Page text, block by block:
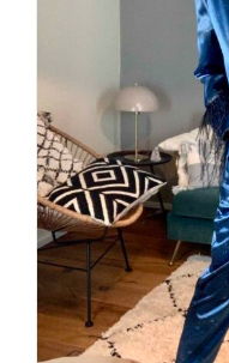
x-mas